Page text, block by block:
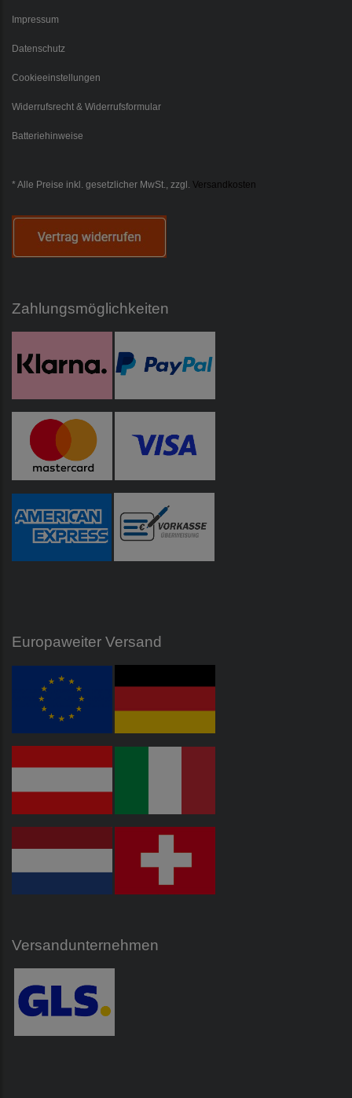
Impressum
Datenschutz
Cookieeinstellungen
Widerrufsrecht & Widerrufsformular
Batteriehinweise
* Alle Preise inkl. gesetzlicher MwSt., zzgl. Versandkosten
Zahlungsmöglichkeiten
Europaweiter Versand
Versandunternehmen